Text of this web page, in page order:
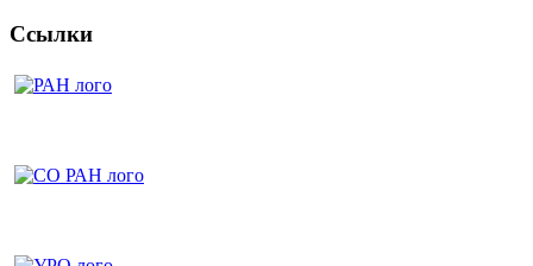
Ссылки